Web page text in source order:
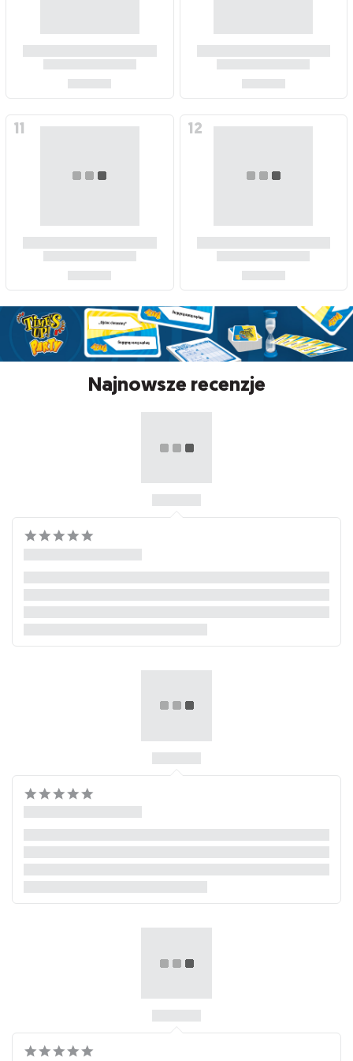
Najnowsze recenzje